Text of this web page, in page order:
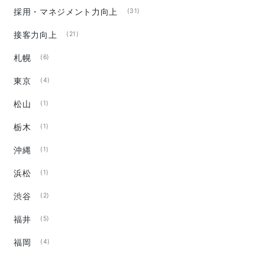
採用・マネジメント力向上 (31)
接客力向上 (21)
札幌 (6)
東京 (4)
松山 (1)
栃木 (1)
沖縄 (1)
浜松 (1)
渋谷 (2)
福井 (5)
福岡 (4)